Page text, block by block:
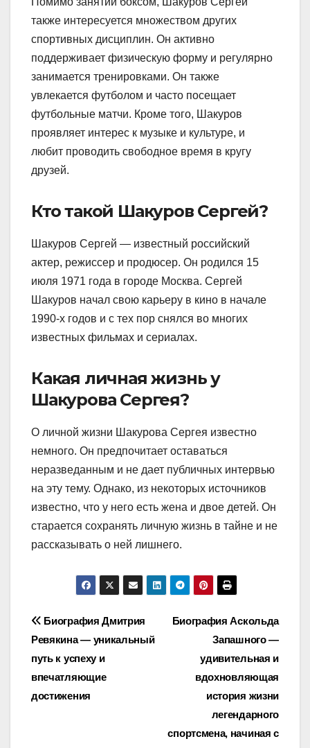
также интересуется множеством других
спортивных дисциплин. Он активно
поддерживает физическую форму и регулярно
занимается тренировками. Он также
увлекается футболом и часто посещает
футбольные матчи. Кроме того, Шакуров
проявляет интерес к музыке и культуре, и
любит проводить свободное время в кругу
друзей.
Кто такой Шакуров Сергей?
Шакуров Сергей — известный российский
актер, режиссер и продюсер. Он родился 15
июля 1971 года в городе Москва. Сергей
Шакуров начал свою карьеру в кино в начале
1990-х годов и с тех пор снялся во многих
известных фильмах и сериалах.
Какая личная жизнь у
Шакурова Сергея?
О личной жизни Шакурова Сергея известно
немного. Он предпочитает оставаться
неразведанным и не дает публичных интервью
на эту тему. Однако, из некоторых источников
известно, что у него есть жена и двое детей. Он
старается сохранять личную жизнь в тайне и не
рассказывать о ней лишнего.
Навигация
по
записям
Биография Аскольда
Запашного —
удивительная и
вдохновляющая
история жизни
легендарного
спортсмена, начиная с
Биография Дмитрия
Ревякина — уникальный
путь к успеху и
впечатляющие
достижения